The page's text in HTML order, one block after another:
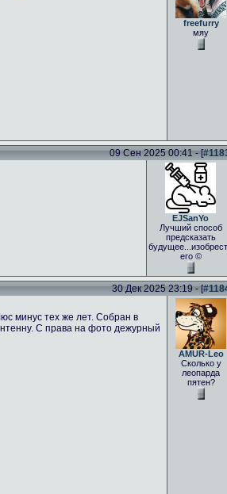
freefurry
мяу
09 Сен 2025 00:41 - [
EJSanYo
Лучший способ
предсказать
его ©
30 Дек 2025 23:19 - [
минус тех же лет. Собран в
С права на фото дежурный
AMUR-Leo
Сколько у
леопарда
пятен?